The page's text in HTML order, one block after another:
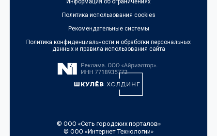
Информация об ограничениях
Политика использования cookies
Рекомендательные системы
Политика конфиденциальности и обработки персональных
данных и правила использования сайта
© ООО «Сеть городских порталов»
© ООО «Интернет Технологии»